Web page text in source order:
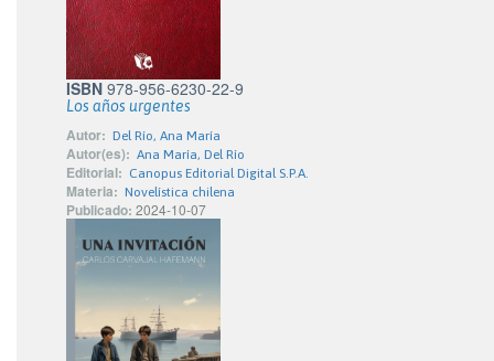
ISBN 978-956-6230-22-9
Los años urgentes
Autor: Del Río, Ana María
Autor(es): Ana María, Del Río
Editorial: Canopus Editorial Digital S.P.A.
Materia: Novelística chilena
Publicado: 2024-10-07